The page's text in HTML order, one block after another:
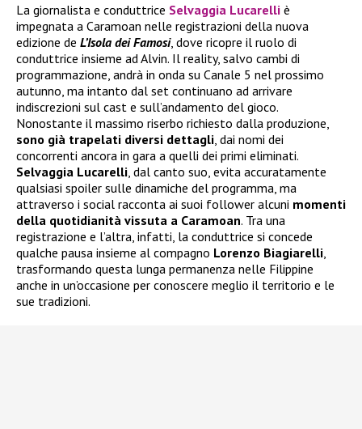
La giornalista e conduttrice Selvaggia Lucarelli è
impegnata a Caramoan nelle registrazioni della nuova
edizione de L’Isola dei Famosi, dove ricopre il ruolo di
conduttrice insieme ad Alvin. Il reality, salvo cambi di
programmazione, andrà in onda su Canale 5 nel prossimo
autunno, ma intanto dal set continuano ad arrivare
indiscrezioni sul cast e sull’andamento del gioco.
Nonostante il massimo riserbo richiesto dalla produzione,
sono già trapelati diversi dettagli , dai nomi dei
concorrenti ancora in gara a quelli dei primi eliminati.
Selvaggia Lucarelli , dal canto suo, evita accuratamente
qualsiasi spoiler sulle dinamiche del programma, ma
attraverso i social racconta ai suoi follower alcuni momenti
della quotidianità vissuta a Caramoan. Tra una
registrazione e l’altra, infatti, la conduttrice si concede
qualche pausa insieme al compagno Lorenzo Biagiarelli
trasformando questa lunga permanenza nelle Filippine
anche in un’occasione per conoscere meglio il territorio e le
sue tradizioni.